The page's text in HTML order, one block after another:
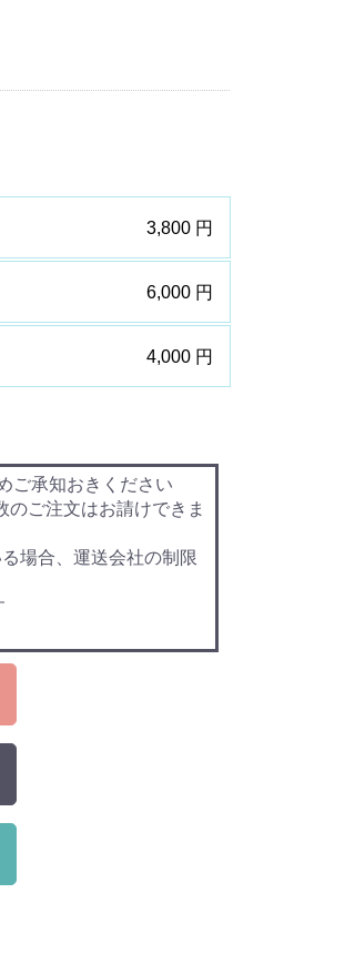
3,800 円
6,000 円
4,000 円
ご承知おきください
のご注文はお請けできま
場合、運送会社の制限